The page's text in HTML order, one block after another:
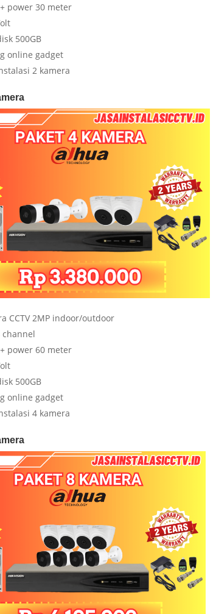
power 30 meter
500GB
online gadget
2 kamera
CCTV 2MP indoor/outdoor
channel
power 60 meter
500GB
online gadget
4 kamera